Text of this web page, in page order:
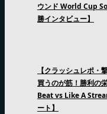
ウンド World Cup
勝インタビュー】
【クラッシュレポ・
買うのが筋！勝利の
Beat vs Like A
ート】